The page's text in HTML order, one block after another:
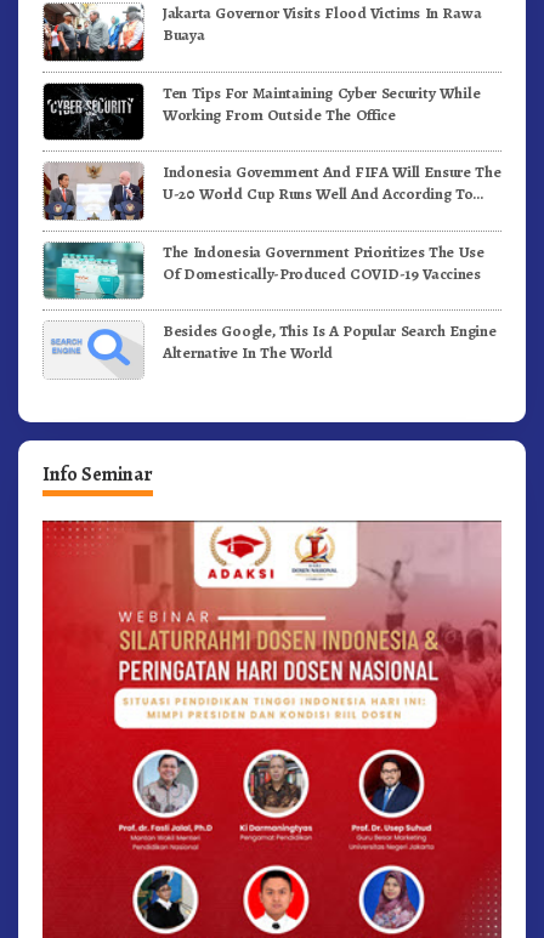
Jakarta Governor Visits Flood Victims In Rawa
Buaya
Ten Tips For Maintaining Cyber Security While
Working From Outside The Office
Indonesia Government And FIFA Will Ensure The
U-20 World Cup Runs Well And According To
The Indonesia Government Prioritizes The Use
Of Domestically-Produced COVID-19 Vaccines
Besides Google, This Is A Popular Search Engine
Alternative In The World
Info Seminar